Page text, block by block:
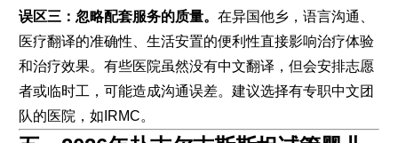
误区三：忽略配套服务的质量。 在异国他乡，语言沟通、
医疗翻译的准确性、生活安置的便利性直接影响治疗体验
和治疗效果。有些医院虽然没有中文翻译，但会安排志愿
者或临时工，可能造成沟通误差。建议选择有专职中文团
队的医院，如IRMC。